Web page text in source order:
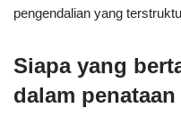
pengendalian yang
Siapa yang
dalam